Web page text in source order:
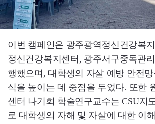
이번 캠페인은 광주광역정신건강복
정신건강복지센터, 광주서구중독관
행했으며, 대학생의 자살 예방 안전
식을 높이는 데 중점을 두었다. 또한
센터 나기회 학술연구교수는 CSU지
로 대학생의 자해 및 자살에 대한 이